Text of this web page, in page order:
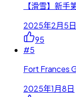
【滑雪】新
2025年2月5日
95
#5
Fort Frances
2025年1月8日